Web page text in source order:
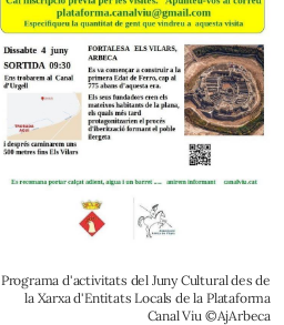
Programa d'activitats del Juny Cultural des de
la Xarxa d'Entitats Locals de la Plataforma
Canal Viu ©AjArbeca